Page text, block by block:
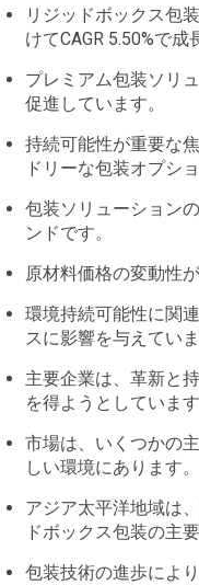
リジッドボックス包
けてCAGR 5.50%で成
プレミアム包装ソリ
促進しています。
持続可能性が重要な
ドリーな包装オプシ
包装ソリューション
ンドです。
原材料価格の変動性
環境持続可能性に関
スに影響を与えていま
主要企業は、革新と
を得ようとしています
市場は、いくつかの
しい環境にあります。
アジア太平洋地域は
ドボックス包装の主
包装技術の進歩によ